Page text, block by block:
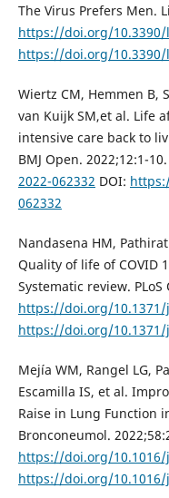
The Virus Prefers Men.
https://doi.org/10.3390/
https://doi.org/10.3390/
Wiertz CM, Hemmen B,
van Kuijk SM,et al. Life
intensive care back to
BMJ Open. 2022;12:1-10.
2022-062332 DOI:
062332
Nandasena HM,
Quality of life of COVID
Systematic review. PLoS
https://doi.org/10.1371/
https://doi.org/10.1371/
Mejía WM, Rangel LG,
Escamilla IS, et al.
Raise in Lung Function
Bronconeumol.
https://doi.org/10.1016/
https://doi.org/10.1016/